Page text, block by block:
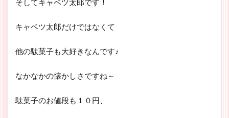
そしてキャベツ太郎です！
キャベツ太郎だけではなくて
他の駄菓子も大好きなんです♪
なかなかの懐かしさですね～
駄菓子のお値段も１０円、